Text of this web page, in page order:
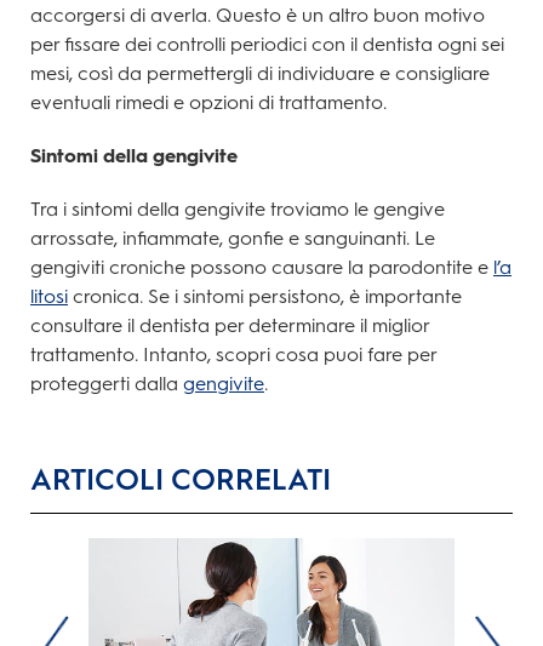
accorgersi di averla. Questo è un altro buon motivo
per fissare dei controlli periodici con il dentista ogni sei
mesi, così da permettergli di individuare e consigliare
eventuali rimedi e opzioni di trattamento.
Sintomi della gengivite
Tra i sintomi della gengivite troviamo le gengive
arrossate, infiammate, gonfie e sanguinanti. Le
gengiviti croniche possono causare la parodontite e l’a
litosi cronica. Se i sintomi persistono, è importante
consultare il dentista per determinare il miglior
trattamento. Intanto, scopri cosa puoi fare per
proteggerti dalla gengivite.
ARTICOLI CORRELATI